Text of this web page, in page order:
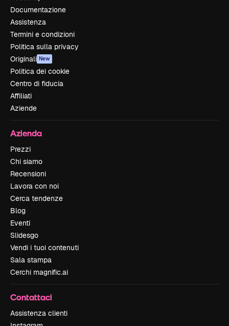
Documentazione
Assistenza
Termini e condizioni
Politica sulla privacy
Originali New
Politica dei cookie
Centro di fiducia
Affiliati
Aziende
Azienda
Prezzi
Chi siamo
Recensioni
Lavora con noi
Cerca tendenze
Blog
Eventi
Slidesgo
Vendi i tuoi contenuti
Sala stampa
Cerchi magnific.ai
Contattaci
Assistenza clienti